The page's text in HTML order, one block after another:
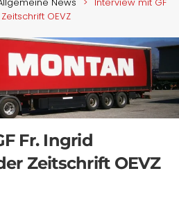
OEVZ
Fr. Ingrid
Zeitschrift OEVZ